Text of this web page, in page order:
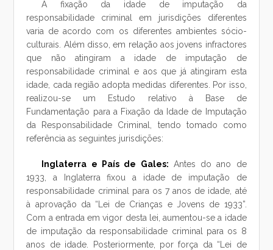
A fixação da idade de imputação da
responsabilidade criminal em jurisdições diferentes
varia de acordo com os diferentes ambientes sócio-
culturais. Além disso, em relação aos jovens infractores
que não atingiram a idade de imputação de
responsabilidade criminal e aos que já atingiram esta
idade, cada região adopta medidas diferentes. Por isso,
realizou-se um Estudo relativo à Base de
Fundamentação para a Fixação da Idade de Imputação
da Responsabilidade Criminal, tendo tomado como
referência as seguintes jurisdições:
Inglaterra e País de Gales: Antes do ano de
1933, a Inglaterra fixou a idade de imputação de
responsabilidade criminal para os 7 anos de idade, até
à aprovação da “Lei de Crianças e Jovens de 1933”.
Com a entrada em vigor desta lei, aumentou-se a idade
de imputação da responsabilidade criminal para os 8
anos de idade. Posteriormente, por força da “Lei de